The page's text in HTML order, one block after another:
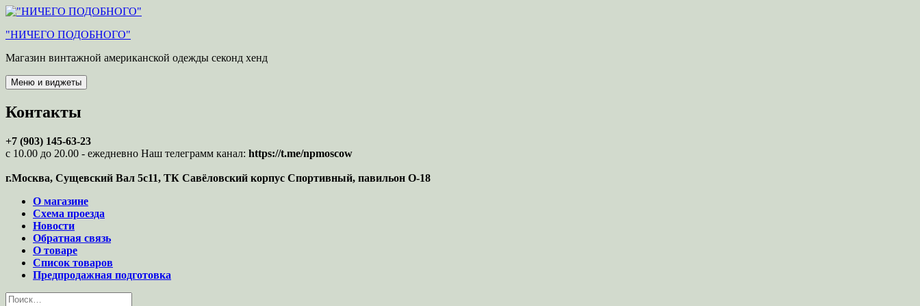
Перейти
содержимому
"НИЧЕГО ПОДОБНОГО"
Магазин винтажной американской одежды секонд хенд
Меню и виджеты
Контакты
+7 (903) 145-63-23
с 10.00 до 20.00 - ежедневно Наш телеграмм канал: https://t.me/npmoscow
г.Москва, Сущевский Вал 5с11, ТК Савёловский корпус Спортивный, павильон О-18
О магазине
Схема проезда
Новости
Обратная связь
О товаре
Список товаров
Предпродажная подготовка
Найти: